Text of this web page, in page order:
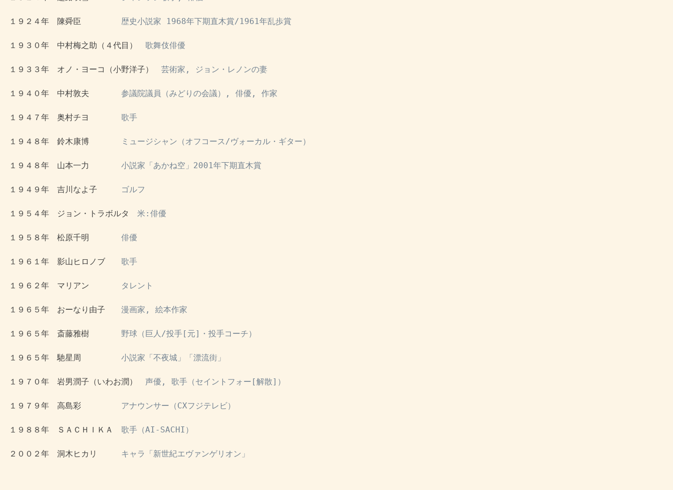
１９２４年　陳舜臣 歴史小説家 1968年下期直木賞/1961年乱歩賞
１９３０年　中村梅之助（４代目） 歌舞伎俳優
１９３３年　オノ・ヨーコ（小野洋子） 芸術家, ジョン・レノンの妻
１９４０年　中村敦夫 参議院議員（みどりの会議）, 俳優, 作家
１９４７年　奥村チヨ 歌手
１９４８年　鈴木康博 ミュージシャン（オフコース/ヴォーカル・ギター）
１９４８年　山本一力 小説家「あかね空」2001年下期直木賞
１９４９年　吉川なよ子 ゴルフ
１９５４年　ジョン・トラボルタ 米:俳優
１９５８年　松原千明 俳優
１９６１年　影山ヒロノブ 歌手
１９６２年　マリアン タレント
１９６５年　おーなり由子 漫画家, 絵本作家
１９６５年　斎藤雅樹 野球（巨人/投手[元]・投手コーチ）
１９６５年　馳星周 小説家「不夜城」「漂流街」
１９７０年　岩男潤子（いわお潤） 声優, 歌手（セイントフォー[解散]）
１９７９年　高島彩 アナウンサー（CXフジテレビ）
１９８８年　ＳＡＣＨＩＫＡ 歌手（AI-SACHI）
２００２年　洞木ヒカリ キャラ「新世紀エヴァンゲリオン」